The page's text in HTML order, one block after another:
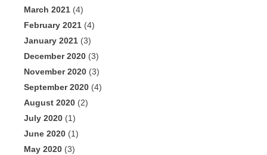
March 2021 (4)
February 2021 (4)
January 2021 (3)
December 2020 (3)
November 2020 (3)
September 2020 (4)
August 2020 (2)
July 2020 (1)
June 2020 (1)
May 2020 (3)